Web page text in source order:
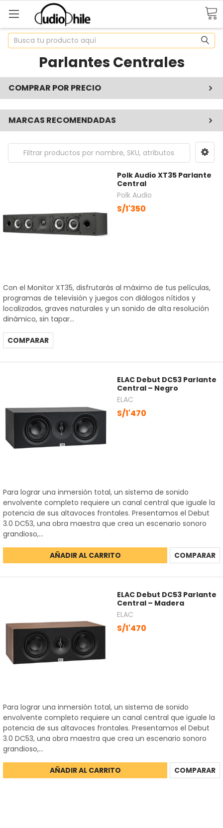
Buscar
Parlantes Centrales
COMPRAR POR PRECIO
MARCAS RECOMENDADAS
Polk Audio XT35 Parlante
Central
Polk Audio
S/1'350
Con el Monitor XT35, disfrutarás al máximo de tus películas,
programas de televisión y juegos con diálogos nítidos y
localizados, graves naturales y un sonido de alta resolución
dinámico, sin tapar...
COMPARAR
ELAC Debut DC53 Parlante
Central – Negro
ELAC
S/1'470
Para lograr una inmersión total, un sistema de sonido
envolvente completo requiere un canal central que iguale la
potencia de sus altavoces frontales. Presentamos el Debut
3.0 DC53, una obra maestra que crea un escenario sonoro
grandioso,...
AÑADIR AL CARRITO COMPARAR
ELAC Debut DC53 Parlante
Central – Madera
ELAC
S/1'470
Para lograr una inmersión total, un sistema de sonido
envolvente completo requiere un canal central que iguale la
potencia de sus altavoces frontales. Presentamos el Debut
3.0 DC53, una obra maestra que crea un escenario sonoro
grandioso,...
AÑADIR AL CARRITO COMPARAR